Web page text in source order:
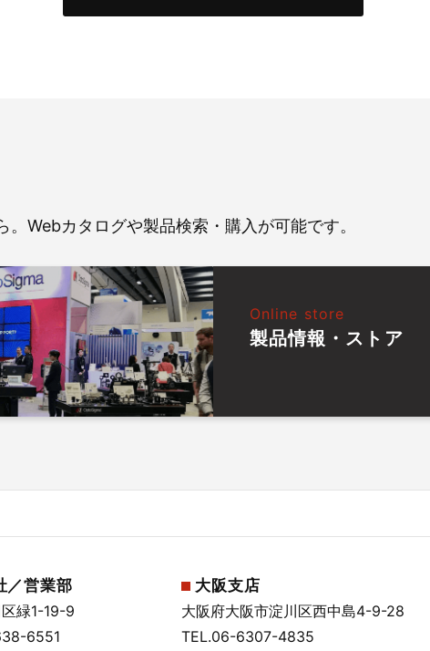
Webカタログや製品検索・購入が可能です。
Online store
製品情報・ストア
／営業部
緑1-19-9
6551
大阪支店
大阪府大阪市淀川区西中島4-9-28
TEL.06-6307-4835